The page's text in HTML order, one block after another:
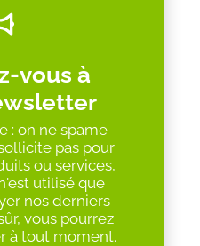
vous à
: on ne spame
pas pour
ou services,
utilisé que
nos derniers
vous pourrez
à tout moment.